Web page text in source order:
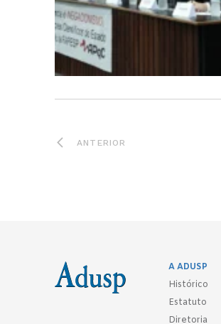
ANTERIOR
A ADUSP
Histórico
Estatuto
Diretoria